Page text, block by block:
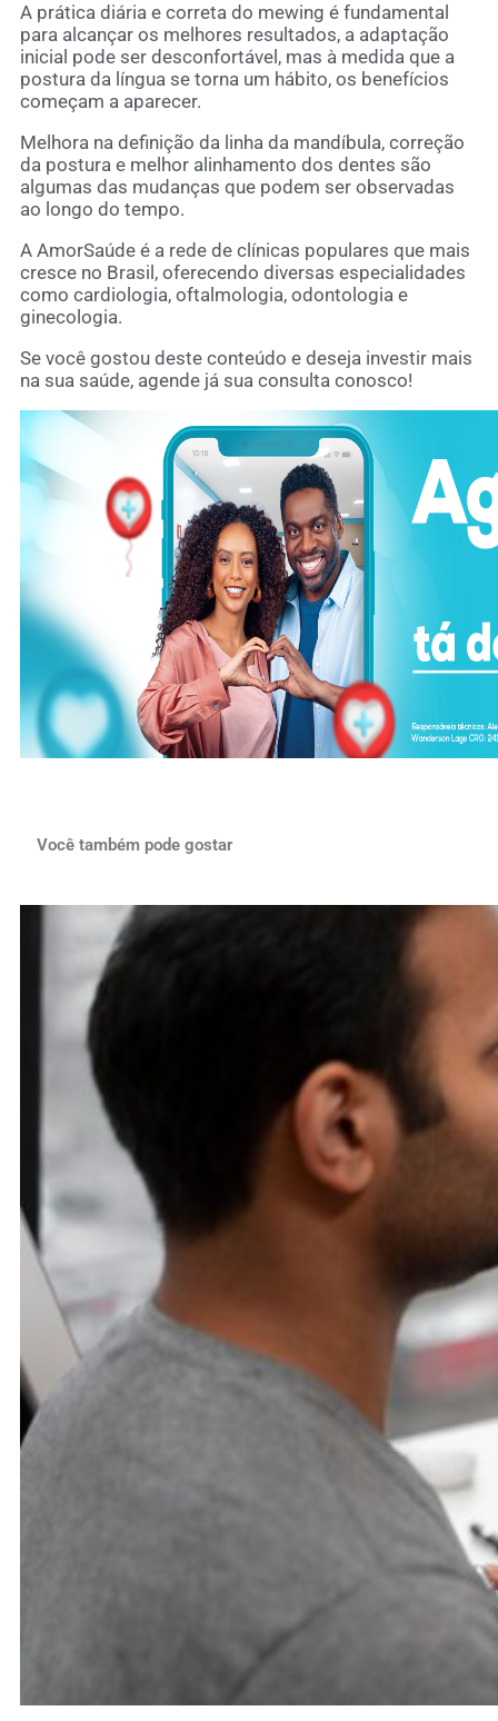
A prática diária e correta do mewing é fundamental
para alcançar os melhores resultados, a adaptação
inicial pode ser desconfortável, mas à medida que a
postura da língua se torna um hábito, os benefícios
começam a aparecer.
Melhora na definição da linha da mandíbula, correção
da postura e melhor alinhamento dos dentes são
algumas das mudanças que podem ser observadas
ao longo do tempo.
A AmorSaúde é a rede de clínicas populares que mais
cresce no Brasil, oferecendo diversas especialidades
como cardiologia, oftalmologia, odontologia e
ginecologia.
Se você gostou deste conteúdo e deseja investir mais
na sua saúde, agende já sua consulta conosco!
Você também pode gostar